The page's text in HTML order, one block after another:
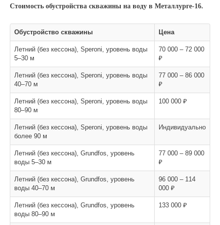
Стоимость обустройства скважины на воду в Металлурге-16.
Обустройство скважины Цена
Летний (без кессона), Speroni, уровень воды
5–30 м
70 000 – 72 000
₽
Летний (без кессона), Speroni, уровень воды
40–70 м
77 000 – 86 000
₽
Летний (без кессона), Speroni, уровень воды
80–90 м
100 000 ₽
Летний (без кессона), Speroni, уровень воды
более 90 м
Индивидуально
Летний (без кессона), Grundfos, уровень
воды 5–30 м
77 000 – 89 000
₽
Летний (без кессона), Grundfos, уровень
воды 40–70 м
96 000 – 114
000 ₽
Летний (без кессона), Grundfos, уровень
воды 80–90 м
133 000 ₽